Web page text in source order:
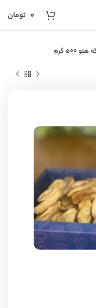
۰ تومان
۵۰۰ گرم